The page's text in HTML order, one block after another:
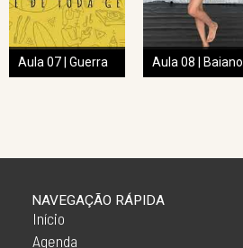
Aula 07 | Guerra Aula 08 | Baiano
Início
Agenda
NAVEGAÇÃO RÁPIDA